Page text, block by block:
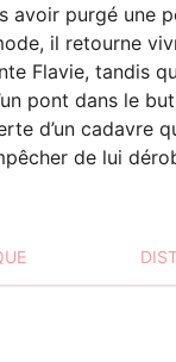
avoir purgé une
il retourne
Flavie, tandis
pont dans le
d’un cadavre
de lui